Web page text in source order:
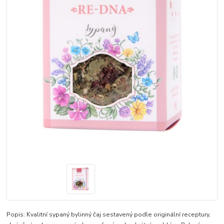
Popis: Kvalitní sypaný bylinný čaj sestavený podle originální receptury,